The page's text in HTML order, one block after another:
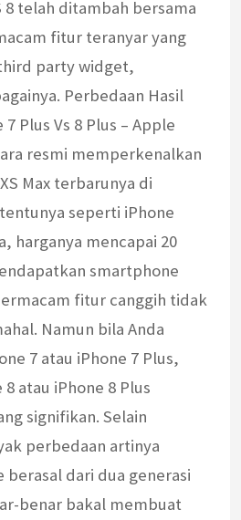
8 telah ditambah bersama
fitur teranyar yang
party widget,
Perbedaan Hasil
Plus Vs 8 Plus – Apple
resmi memperkenalkan
Max terbarunya di
seperti iPhone
harganya mencapai 20
smartphone
fitur canggih tidak
Namun bila Anda
7 atau iPhone 7 Plus,
atau iPhone 8 Plus
signifikan. Selain
perbedaan artinya
dari dua generasi
benar bakal membuat